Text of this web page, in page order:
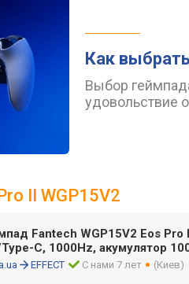
Как
Выбор
удовольствие
II WGP15V2
Fantech WGP15V2 Eos Pro
C, 1000Hz, акумулятор
EFFECT С нами 7 лет (Киев)